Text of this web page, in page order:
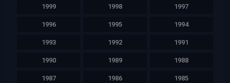
1999 1998 1997
1996 1995 1994
1993 1992 1991
1990 1989 1988
1987 1986 1985